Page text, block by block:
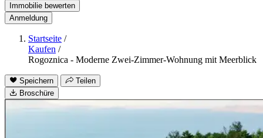
Immobilie bewerten
Anmeldung
Startseite /
Kaufen /
Rogoznica - Moderne Zwei-Zimmer-Wohnung mit Meerblick
Speichern
Teilen
Broschüre